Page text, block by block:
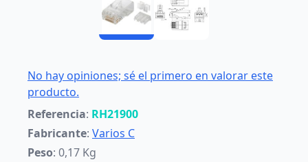
No hay opiniones; sé el primero en valorar este
producto.
Referencia: RH21900
Fabricante: Varios C
Peso: 0,17 Kg